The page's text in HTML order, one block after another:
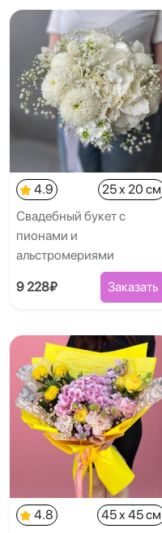
4.9
25 x 20 см
Свадебный букет с
пионами и
альстромериями
9 228₽ Заказать
4.8
45 x 45 см